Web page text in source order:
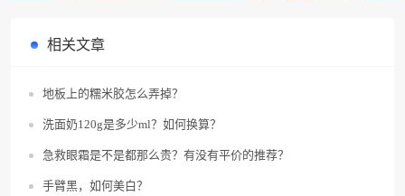
相关文章
地板上的糯米胶怎么弄掉？
洗面奶120g是多少ml？如何换算？
急救眼霜是不是都那么贵？有没有平价的推荐？
手臂黑，如何美白？